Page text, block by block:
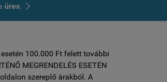
üres. 
100.000 Ft felett további
MEGRENDELÉS ESETÉN
szereplő árakból. A